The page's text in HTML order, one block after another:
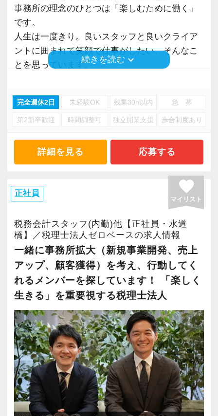
事務所の理念のひとつは「楽しむために働く」
です。
人生は一度きり。良いスタッフと良いクライア
ントに囲まれて笑顔で仕事がしたい、そんなこ
とを思っています。
にトライしませんか？
もちろん『単に楽をしたい』、という訳ではあ
クライアントとの良好な関係を目指し、満足度
はもちろん、働いている社員の満足度も重要だ
楽しく暮らすためには、仕事を通して時には困
難を乗り越える必要があるかもしれません。
その時は、ゼロベースのメンバーと一緒に手を
取り合って乗り越えていきませんか？
僕たちの事務所は、困った人を助け合いながら
10年以上の事務所運営をやってきました。
実際に入社した社員からは、「困難なこともあ
が覆る」といったことや、「単に記帳代行や税
務申告といった業務ではなく、大局的な視点か
ら会社をとらえ、その中での会計や税務を考え
る姿勢が学べる」などいった意見もありまし
た。
【税理士法人ゼロベースの3つの特徴】
続きを読む keyboard_arrow_down
完全週休2日 未経験OK 残業30h以内 急 募
第2新卒歓迎 時間調整可 独立開業支援 歩合制度あり
詳細を見る 応募する
正社員 favorite
マイリスト
税務会計スタッフ(内勤)他【正社員・水道
橋】／税理士法人ゼロベースの求人情報
一緒に事務所拡大（新規事業開発、売上
アップ、顧客獲得）を考え、行動してく
れるメンバーを探しています！ 「楽しく
生きる」を重要視する税理士法人